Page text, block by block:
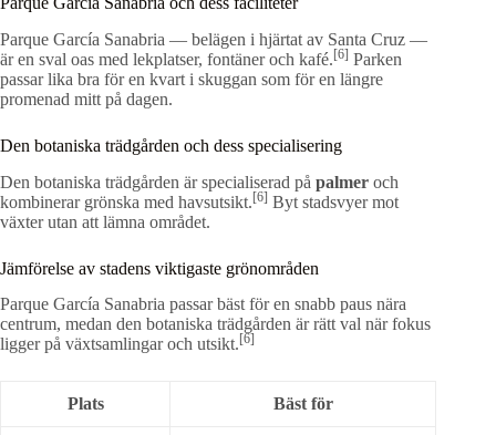
Parque García Sanabria — belägen i hjärtat av Santa Cruz —
är en sval oas med lekplatser, fontäner och kafé.[6] Parken
passar lika bra för en kvart i skuggan som för en längre
promenad mitt på dagen.
Den botaniska trädgården och dess specialisering
Den botaniska trädgården är specialiserad på palmer och
kombinerar grönska med havsutsikt.[6] Byt stadsvyer mot
växter utan att lämna området.
Jämförelse av stadens viktigaste grönområden
Parque García Sanabria passar bäst för en snabb paus nära
centrum, medan den botaniska trädgården är rätt val när fokus
ligger på växtsamlingar och utsikt. [6]
Plats Bäst för